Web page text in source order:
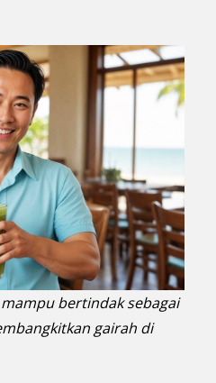
bertindak sebagai
gairah di